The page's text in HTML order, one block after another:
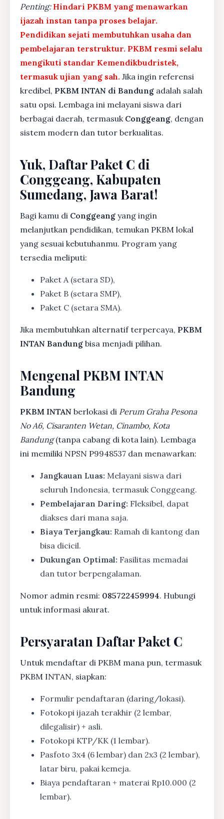
Penting: Hindari PKBM yang menawarkan
ijazah instan tanpa proses belajar.
Pendidikan sejati membutuhkan usaha dan
pembelajaran terstruktur. PKBM resmi selalu
mengikuti standar Kemendikbudristek,
termasuk ujian yang sah. Jika ingin referensi
kredibel, PKBM INTAN di Bandung adalah salah
satu opsi. Lembaga ini melayani siswa dari
berbagai daerah, termasuk Conggeang, dengan
sistem modern dan tutor berkualitas.
Yuk, Daftar Paket C di
Conggeang, Kabupaten
Sumedang, Jawa Barat!
Bagi kamu di Conggeang yang ingin
melanjutkan pendidikan, temukan PKBM lokal
yang sesuai kebutuhanmu. Program yang
tersedia meliputi:
Paket A (setara SD),
Paket B (setara SMP),
Paket C (setara SMA).
Jika membutuhkan alternatif terpercaya, PKBM
INTAN Bandung bisa menjadi pilihan.
Mengenal PKBM INTAN
Bandung
PKBM INTAN berlokasi di Perum Graha Pesona
No A6, Cisaranten Wetan, Cinambo, Kota
Bandung(tanpa cabang di kota lain). Lembaga
ini memiliki NPSN P9948537 dan menawarkan:
Jangkauan Luas: Melayani siswa dari
seluruh Indonesia, termasuk Conggeang.
Pembelajaran Daring: Fleksibel, dapat
diakses dari mana saja.
Biaya Terjangkau: Ramah di kantong dan
bisa dicicil.
Dukungan Optimal: Fasilitas memadai
dan tutor berpengalaman.
Nomor admin resmi: 085722459994. Hubungi
untuk informasi akurat.
Persyaratan Daftar Paket C
Untuk mendaftar di PKBM mana pun, termasuk
PKBM INTAN, siapkan:
Formulir pendaftaran (daring/lokasi).
Fotokopi ijazah terakhir (2 lembar,
dilegalisir) + asli.
Fotokopi KTP/KK (1 lembar).
Pasfoto 3x4 (6 lembar) dan 2x3 (2 lembar),
latar biru, pakai kemeja.
Biaya pendaftaran + materai Rp10.000 (2
lembar).